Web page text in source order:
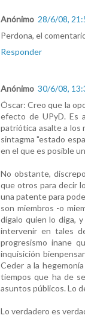
Anónimo 28/6/08,
Perdona, el
Responder
Anónimo 30/6/08,
Óscar: Creo que la
efecto de UPyD. Es
patriótica asalte a los
sintagma "estado
en el que es posible
No obstante,
que otros para decir
una patente para
son miembros -o
dígalo quien lo diga,
intervenir en tales
progresismo inane
inquisición
Ceder a la
tiempos que ha de
asuntos públicos. Lo
Lo verdadero es